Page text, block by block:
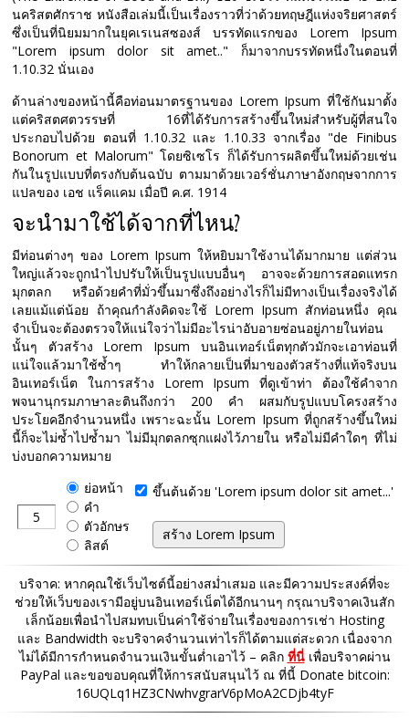
นคริสตศักราช หนังสือเล่มนี้เป็นเรื่องราวที่ว่าด้วยทฤษฎีแห่งจริยศาสตร์
ซึ่งเป็นที่นิยมมากในยุคเรเนสซองส์ บรรทัดแรกของ Lorem Ipsum
"Lorem ipsum dolor sit amet.." ก็มาจากบรรทัดหนึ่งในตอนที่
1.10.32 นั่นเอง
ด้านล่างของหน้านี้คือท่อนมาตรฐานของ Lorem Ipsum ที่ใช้กันมาตั้ง
แต่คริสตศตวรรษที่ 16ที่ได้รับการสร้างขึ้นใหม่สำหรับผู้ที่สนใจ
ประกอบไปด้วย ตอนที่ 1.10.32 และ 1.10.33 จากเรื่อง "de Finibus
Bonorum et Malorum" โดยซิเซโร ก็ได้รับการผลิตขึ้นใหม่ด้วยเช่น
กันในรูปแบบที่ตรงกับต้นฉบับ ตามมาด้วยเวอร์ชั่นภาษาอังกฤษจากการ
แปลของ เอช แร็คแคม เมื่อปี ค.ศ. 1914
จะนำมาใช้ได้จากที่ไหน?
มีท่อนต่างๆ ของ Lorem Ipsum ให้หยิบมาใช้งานได้มากมาย แต่ส่วน
ใหญ่แล้วจะถูกนำไปปรับให้เป็นรูปแบบอื่นๆ อาจจะด้วยการสอดแทรก
มุกตลก หรือด้วยคำที่มั่วขึ้นมาซึ่งถึงอย่างไรก็ไม่มีทางเป็นเรื่องจริงได้
เลยแม้แต่น้อย ถ้าคุณกำลังคิดจะใช้ Lorem Ipsum สักท่อนหนึ่ง คุณ
จำเป็นจะต้องตรวจให้แน่ใจว่าไม่มีอะไรน่าอับอายซ่อนอยู่ภายในท่อน
นั้นๆ ตัวสร้าง Lorem Ipsum บนอินเทอร์เน็ตทุกตัวมักจะเอาท่อนที่
แน่ใจแล้วมาใช้ซ้ำๆ ทำให้กลายเป็นที่มาของตัวสร้างที่แท้จริงบน
อินเทอร์เน็ต ในการสร้าง Lorem Ipsum ที่ดูเข้าท่า ต้องใช้คำจาก
พจนานุกรมภาษาละตินถึงกว่า 200 คำ ผสมกับรูปแบบโครงสร้าง
ประโยคอีกจำนวนหนึ่ง เพราะฉะนั้น Lorem Ipsum ที่ถูกสร้างขึ้นใหม่
นี้ก็จะไม่ซ้ำไปซ้ำมา ไม่มีมุกตลกซุกแฝงไว้ภายใน หรือไม่มีคำใดๆ ที่ไม่
บ่งบอกความหมาย
ย่อหน้า
คำ
ตัวอักษร
ลิสต์
ขึ้นต้นด้วย 'Lorem ipsum dolor sit amet...'
บริจาค: หากคุณใช้เว็บไซต์นี้อย่างสม่ำเสมอ และมีความประสงค์ที่จะ
ช่วยให้เว็บของเรามีอยู่บนอินเทอร์เน็ตได้อีกนานๆ กรุณาบริจาคเงินสัก
เล็กน้อยเพื่อนำไปสมทบเป็นค่าใช้จ่ายในเรื่องของการเช่า Hosting
และ Bandwidth จะบริจาคจำนวนเท่าไรก็ได้ตามแต่สะดวก เนื่องจาก
ไม่ได้มีการกำหนดจำนวนเงินขั้นต่ำเอาไว้ – คลิก ที่นี่เพื่อบริจาคผ่าน
PayPal และขอขอบคุณที่ให้การสนับสนุนไว้ ณ ที่นี้ Donate bitcoin:
16UQLq1HZ3CNwhvgrarV6pMoA2CDjb4tyF